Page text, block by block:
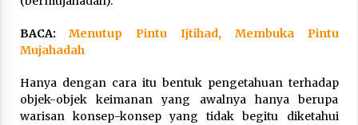
BACA:Menutup Pintu Ijtihad, Membuka Pintu
Mujahadah
Hanya dengan cara itu bentuk pengetahuan terhadap
objek-objek keimanan yang awalnya hanya berupa
warisan konsep-konsep yang tidak begitu diketahui